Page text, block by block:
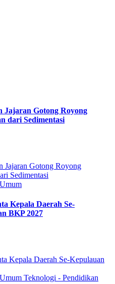
Jajaran Gotong Royong
dari Sedimentasi
Kepala Daerah Se-
BKP 2027
Teknologi - Pendidikan